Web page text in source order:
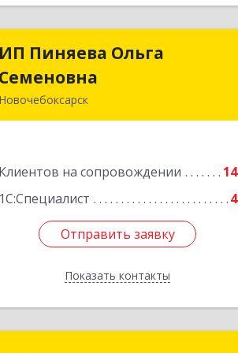
ИП Пиняева Ольга
Семеновна
Новочебоксарск
Клиентов на сопровождении
14
1С:Специалист
4
Отправить заявку
Показать контакты
ИП Пиняева Ольга
кв.141
Отправить заявку
Назад